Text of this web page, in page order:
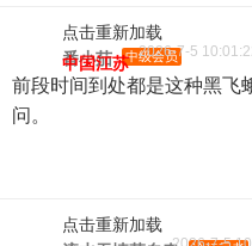
点击重新加载
番小茄 中级会员
2026-7-5
中国江苏
前段时间到处都是这种黑飞
问。
点击重新加载